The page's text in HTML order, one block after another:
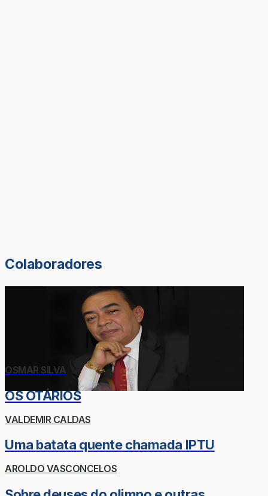
Colaboradores
OSMAR SILVA
OS OTÁRIOS
VALDEMIR CALDAS
Uma batata quente chamada IPTU
AROLDO VASCONCELOS